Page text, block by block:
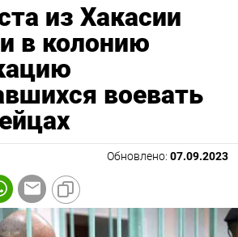
из Хакасии
в колонию
воевать
Обновлено: 07.09.2023